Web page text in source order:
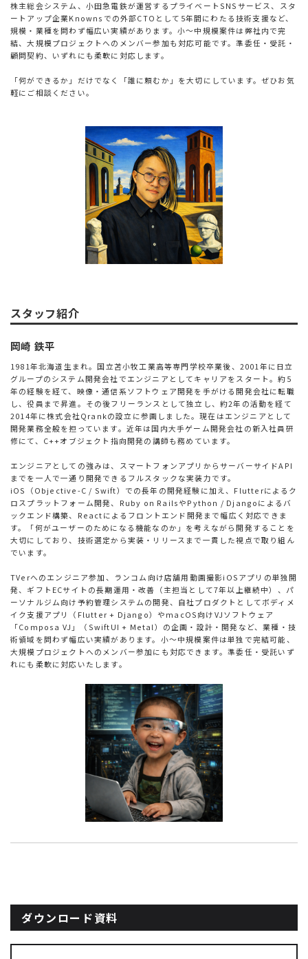
株主総会システム、小田急電鉄が運営するプライベートSNSサービス、スタ
ートアップ企業Knownsでの外部CTOとして5年間にわたる技術支援など、
規模・業種を問わず幅広い実績があります。小〜中規模案件は弊社内で完
結、大規模プロジェクトへのメンバー参加も対応可能です。準委任・受託・
顧問契約、いずれにも柔軟に対応します。
「何ができるか」だけでなく「誰に頼むか」を大切にしています。ぜひお気
軽にご相談ください。
スタッフ紹介
岡崎 鉄平
1981年北海道生まれ。国立苫小牧工業高等専門学校卒業後、2001年に日立
グループのシステム開発会社でエンジニアとしてキャリアをスタート。約5
年の経験を経て、映像・通信系ソフトウェア開発を手がける開発会社に転職
し、役員まで昇進。その後フリーランスとして独立し、約2年の活動を経て
2014年に株式会社Qrankの設立に参画しました。現在はエンジニアとして
開発業務全般を担っています。近年は国内大手ゲーム開発会社の新入社員研
修にて、C++オブジェクト指向開発の講師も務めています。
エンジニアとしての強みは、スマートフォンアプリからサーバーサイドAPI
までを一人で一通り開発できるフルスタックな実装力です。
iOS（Objective-C / Swift）での長年の開発経験に加え、Flutterによるク
ロスプラットフォーム開発、Ruby on RailsやPython / Djangoによるバ
ックエンド構築、Reactによるフロントエンド開発まで幅広く対応できま
す。「何がユーザーのためになる機能なのか」を考えながら開発することを
大切にしており、技術選定から実装・リリースまで一貫した視点で取り組ん
でいます。
TVerへのエンジニア参加、ランコム向け店舗用動画撮影iOSアプリの単独開
発、ギフトECサイトの長期運用・改善（主担当として7年以上継続中）、パ
ーソナルジム向け予約管理システムの開発、自社プロダクトとしてボディメ
イク支援アプリ（Flutter + Django）やmacOS向けVJソフトウェア
「Composa VJ」（SwiftUI + Metal）の企画・設計・開発など、業種・技
術領域を問わず幅広い実績があります。小〜中規模案件は単独で完結可能、
大規模プロジェクトへのメンバー参加にも対応できます。準委任・受託いず
れにも柔軟に対応いたします。
ダウンロード資料